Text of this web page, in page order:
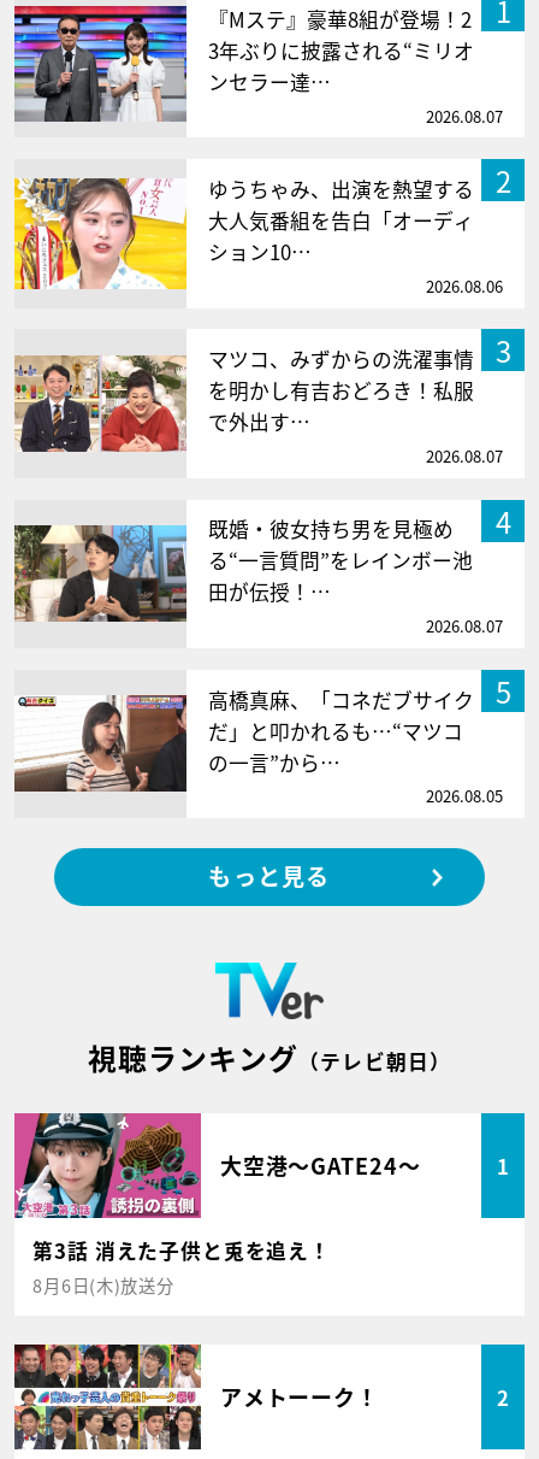
1
『Mステ』豪華8組が登場！2
3年ぶりに披露される“ミリオ
ンセラー達…
2026.08.07
2
ゆうちゃみ、出演を熱望する
大人気番組を告白「オーディ
ション10…
2026.08.06
3
マツコ、みずからの洗濯事情
を明かし有吉おどろき！私服
で外出す…
2026.08.07
4
既婚・彼女持ち男を見極め
る“一言質問”をレインボー池
田が伝授！…
2026.08.07
5
高橋真麻、「コネだブサイク
だ」と叩かれるも…“マツコ
の一言”から…
2026.08.05
もっと見る
視聴ランキング （テレビ朝日）
大空港～GATE24～ 1
第3話 消えた子供と兎を追え！
8月6日(木)放送分
アメトーーク！ 2